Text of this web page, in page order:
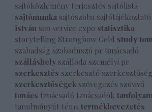
sajtóközlemény terjesztés sajtólista
sajtómunka sajtószoba sajtótájékoztató
istván seo service expo statisztika
storytelling Strongbow Gold study
szabadság szabadúszó pr tanácsadó
szálláshely szálloda személyi pr
szerkesztés szerkesztő szerkesztőség
szerkesztőségek szövegezés szóvivő
tanács tanácsadó tanácsadók tanfolyam
tanulmányút téma termékbevezetés